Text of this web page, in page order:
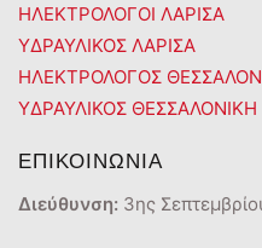
ΗΛΕΚΤΡΟΛΟΓΟΙ ΛΑΡΙΣΑ
ΥΔΡΑΥΛΙΚΟΣ ΛΑΡΙΣΑ
ΗΛΕΚΤΡΟΛΟΓΟΣ
ΥΔΡΑΥΛΙΚΟΣ ΘΕΣΣΑΛΟΝΙΚΗ
ΕΠΙΚΟΙΝΩΝΙΑ
Διεύθυνση: 3ης